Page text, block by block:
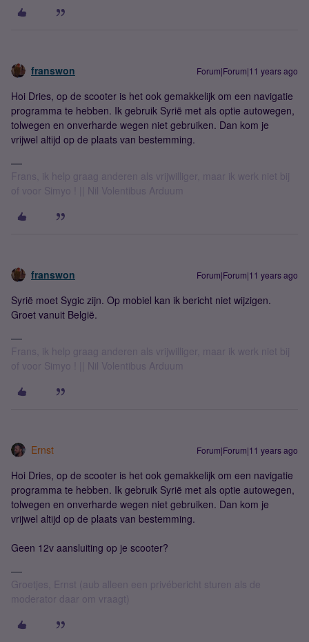
franswon Forum|Forum|11 years ago
Hoi Dries, op de scooter is het ook gemakkelijk om een navigatie
programma te hebben. Ik gebruik Syrië met als optie autowegen,
tolwegen en onverharde wegen niet gebruiken. Dan kom je
vrijwel altijd op de plaats van bestemming.
Frans, ik help graag anderen als vrijwilliger, maar ik werk niet bij
of voor Simyo ! || Nil Volentibus Arduum
franswon Forum|Forum|11 years ago
Syrië moet Sygic zijn. Op mobiel kan ik bericht niet wijzigen.
Groet vanuit België.
Frans, ik help graag anderen als vrijwilliger, maar ik werk niet bij
of voor Simyo ! || Nil Volentibus Arduum
Ernst Forum|Forum|11 years ago
Hoi Dries, op de scooter is het ook gemakkelijk om een navigatie
programma te hebben. Ik gebruik Syrië met als optie autowegen,
tolwegen en onverharde wegen niet gebruiken. Dan kom je
vrijwel altijd op de plaats van bestemming.
Geen 12v aansluiting op je scooter?
Groetjes, Ernst (aub alleen een privébericht sturen als de
moderator daar om vraagt)